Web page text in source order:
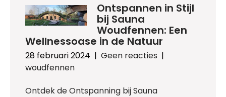
Ontspannen in Stijl
bij Sauna
Woudfennen: Een
Wellnessoase in de Natuur
28 februari 2024 | Geen reacties |
woudfennen
Ontdek de Ontspanning bij Sauna